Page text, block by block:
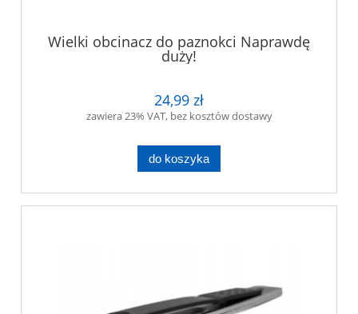
Wielki obcinacz do paznokci Naprawdę
duży!
24,99 zł
zawiera 23% VAT, bez kosztów dostawy
do koszyka